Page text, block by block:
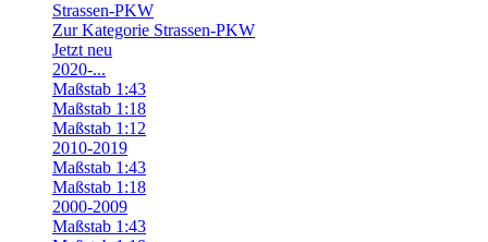
Strassen-PKW
Zur Kategorie Strassen-PKW
Jetzt neu
2020-...
Maßstab 1:43
Maßstab 1:18
Maßstab 1:12
2010-2019
Maßstab 1:43
Maßstab 1:18
2000-2009
Maßstab 1:43